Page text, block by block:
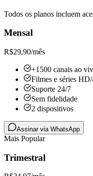
Todos os planos incluem
Mensal
R$29,90/mês
+1500 canais ao
Filmes e séries
Suporte 24/7
Sem fidelidade
2 dispositivos
Assinar via WhatsApp
Mais Popular
Trimestral